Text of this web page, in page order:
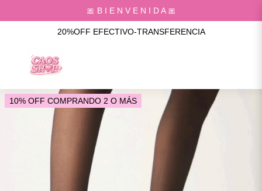
🎀 B I E N V E N I D A 🎀
20%OFF EFECTIVO-TRANSFERENCIA
10% OFF COMPRANDO 2 O MÁS